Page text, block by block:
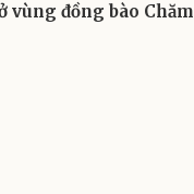
vùng đồng bào Chăm